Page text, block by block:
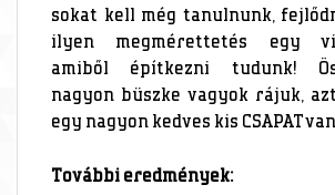
sokat kell még tanulnunk,
ilyen megmérettetés egy
amiből építkezni tudunk!
nagyon büszke vagyok rájuk,
egy nagyon kedves kis CSAPAT
További eredmények: